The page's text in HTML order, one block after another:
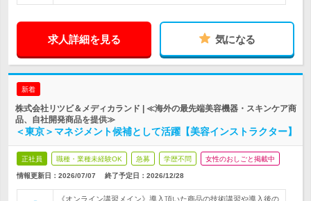
求人詳細を見る 気になる
新着
株式会社リツビ＆メディカランド | ≪海外の最先端美容機器・スキンケア商
品、自社開発商品を提供≫
＜東京＞マネジメント候補として活躍【美容インストラクター】
正社員 職種・業種未経験OK 急募 学歴不問 女性のおしごと掲載中
情報更新日：2026/07/07 終了予定日： 2026/12/28
《オンライン講習メイン》導入頂いた商品の技術講習や導入後の